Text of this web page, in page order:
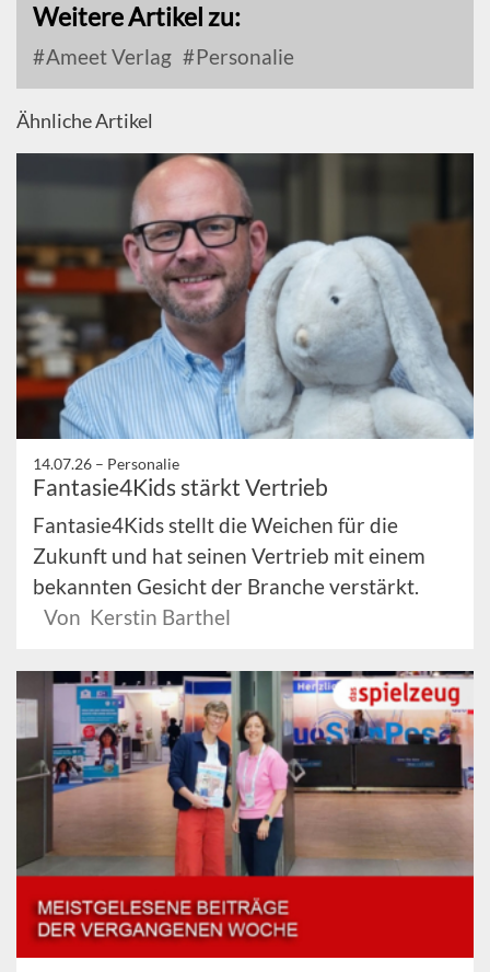
Weitere Artikel zu:
Ameet Verlag Personalie
Ähnliche Artikel
14.07.26 – Personalie
Fantasie4Kids stärkt Vertrieb
Fantasie4Kids stellt die Weichen für die
Zukunft und hat seinen Vertrieb mit einem
bekannten Gesicht der Branche verstärkt.
Von Kerstin Barthel